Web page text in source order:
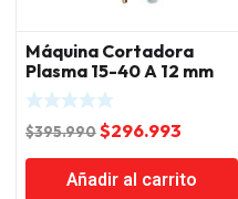
Máquina Cortadora
Plasma 15-40 A 12 mm
Total
$395.990El
precio
original
$296.993
precio
actual
Añadir al carrito